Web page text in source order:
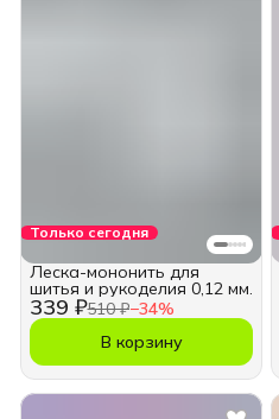
Только сегодня
339 ₽510 ₽−34%
Леска-мононить для
шитья и рукоделия 0,12 мм.
В корзину